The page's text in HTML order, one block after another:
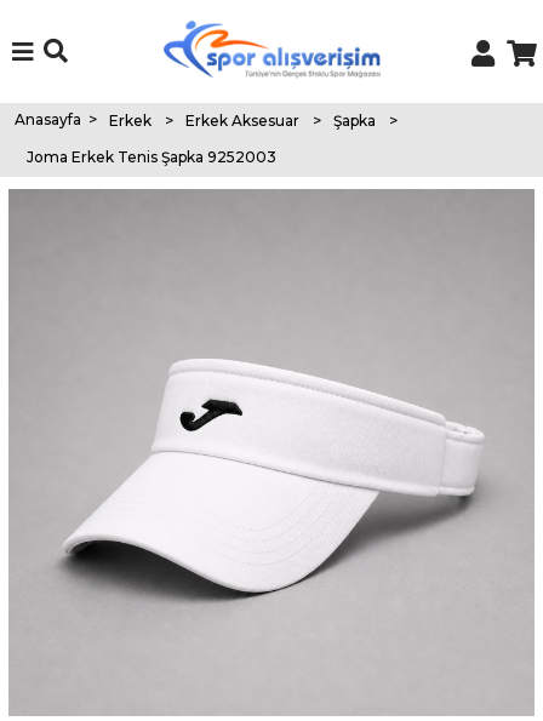
Anasayfa > Erkek > Erkek Aksesuar > Şapka
>
Joma Erkek Tenis Şapka 9252003